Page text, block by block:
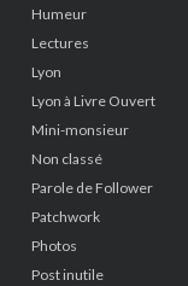
Humeur
Lectures
Lyon
Lyon à Livre Ouvert
Mini-monsieur
Non classé
Parole de Follower
Patchwork
Photos
Post inutile